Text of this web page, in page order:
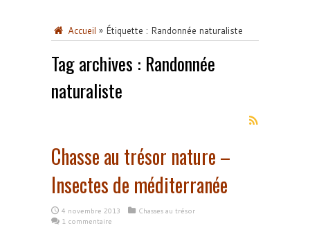
Accueil » Étiquette : Randonnée naturaliste
Tag archives : Randonnée
naturaliste
Chasse au trésor nature –
Insectes de méditerranée
4 novembre 2013
Chasses au trésor
1 commentaire